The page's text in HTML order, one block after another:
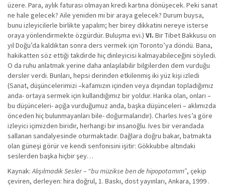
üzere. Para, aylık faturası olmayan kredi kartına dönüşecek. Peki sanat
ne hale gelecek? Aile yeniden mi bir araya gelecek? Durum buysa,
bunu izleyicilerle birlikte yapalım; her birey dikkatini nereye isterse
oraya yönlendirmekte özgürdür. Buluşma evi.) VI. Bir Tibet Bakkusu on
yıl Doğu’da kaldıktan sonra ders vermek için Toronto’ya döndü. Bana,
hakikatten söz ettiği takdirde hiç dinleyicisi kalmayabileceğini söyledi.
O da ruhu anlatmak yerine daha anlaşılabilir bilgilerden dem vurduğu
dersler verdi. Bunları, hepsi derinden etkilenmiş iki yüz kişi izledi
(Sanat, düşüncelerimizi –kafamızın içinden veya dışından topladığımız
anda- ortaya sermek için kullandığımız bir yoldur. Harika olan, onları –
bu düşünceleri- açığa vurduğumuz anda, başka düşünceleri – aklımızda
önceden hiç bulunmayanları bile- doğurmalarıdır). Charles Ives’a göre
izleyici içimizden biridir, herhangi bir insanoğlu. Ives bir verandada
sallanan sandalyesinde oturmaktadır. Dağlara doğru bakar, batmakta
olan güneşi görür ve kendi senfonisini işitir: Gökkubbe altındaki
seslerden başka hiçbir şey…
Kaynak:Alışılmadık Sesler – “bu müzikse ben de hipopotamım”, çekip
çeviren, derleyen: hira doğrul, 1. Baskı, dost yayınları, Ankara, 1999 .